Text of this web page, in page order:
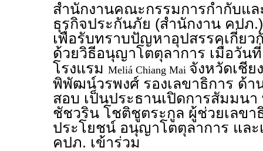
สำนักงานคณะกรรมการกำกับแล
ธุรกิจประกันภัย (สำนักงาน คปภ
เพื่อรับทราบปัญหาอุปสรรคเกี่ยว
ด้วยวิธีอนุญาโตตุลาการ เมื่อวัน
โรงแรม Meliá Chiang Mai จังหวัดเชี
พิพัฒน์วรพงศ์ รองเลขาธิการ ด้
สอบ เป็นประธานเปิดการสัมมน
ชัชวริน โชติชูตระกูล ผู้ช่วยเลขา
ประโยชน์ อนุญาโตตุลาการ และ
คปภ. เข้าร่วม